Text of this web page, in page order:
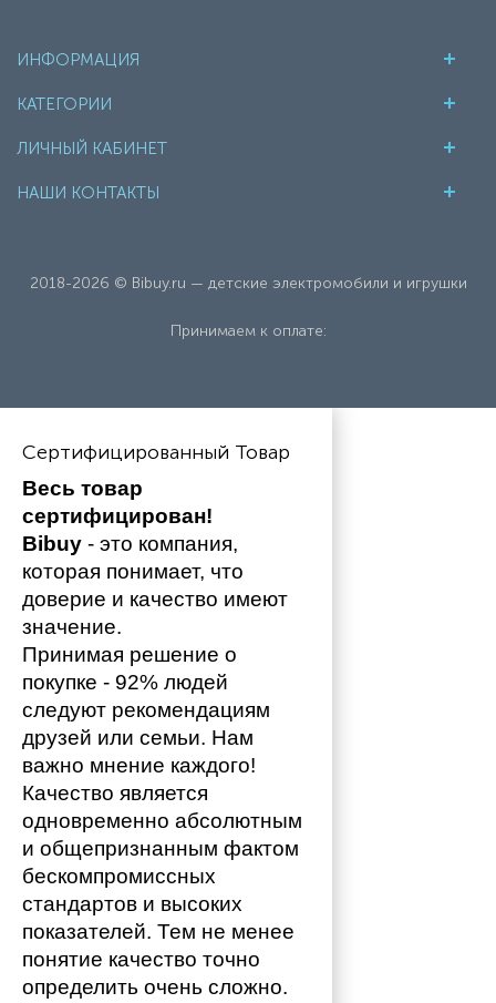
ИНФОРМАЦИЯ
КАТЕГОРИИ
ЛИЧНЫЙ КАБИНЕТ
НАШИ КОНТАКТЫ
2018-2026 © Bibuy.ru — детские электромобили и игрушки
Принимаем к оплате:
Сертифицированный Товар
Весь товар
сертифицирован!
Bibuy - это компания,
которая понимает, что
доверие и качество имеют
значение.
Принимая решение о
покупке - 92% людей
следуют рекомендациям
друзей или семьи. Нам
важно мнение каждого!
Качество является
одновременно абсолютным
и общепризнанным фактом
бескомпромиссных
стандартов и высоких
показателей. Тем не менее
понятие качество точно
определить очень сложно.